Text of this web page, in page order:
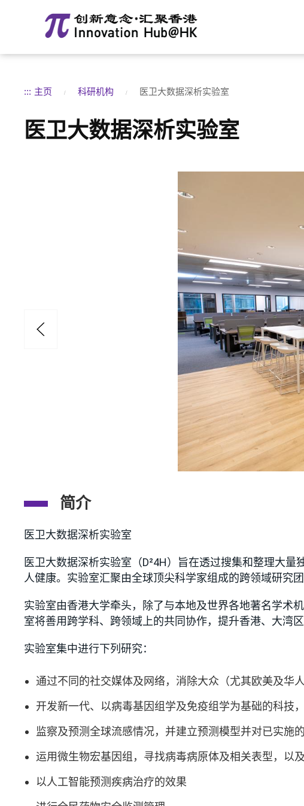
::: 主页 科研机构 医卫大数据深析实验室
医卫大数据深析实验室
简介
医卫大数据深析实验室
医卫大数据深析实验室（D²4H）旨在透过搜集和整理大
人健康。实验室汇聚由全球顶尖科学家组成的跨领域研究
实验室由香港大学牵头，除了与本地及世界各地著名学术
室将善用跨学科、跨领域上的共同协作，提升香港、大湾
实验室集中进行下列研究：
通过不同的社交媒体及网络，消除大众（尤其欧美及华
开发新一代、以病毒基因组学及免疫组学为基础的科技
监察及预测全球流感情况，并建立预测模型并对已实施
运用微生物宏基因组，寻找病毒病原体及相关表型，以
以人工智能预测疾病治疗的效果